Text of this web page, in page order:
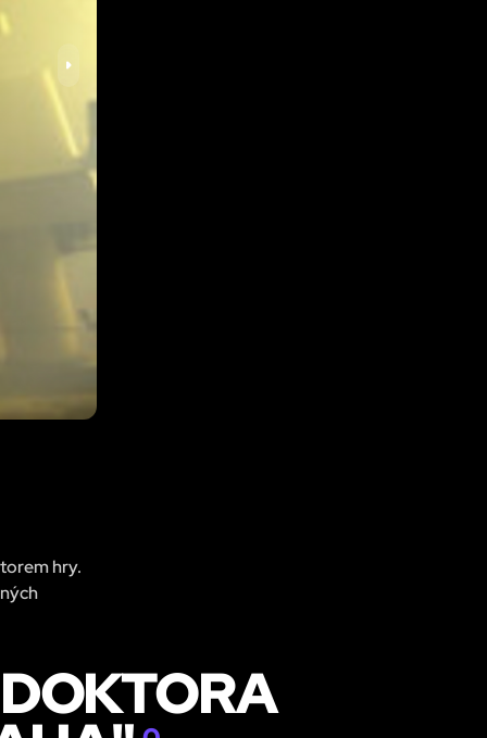
hry.